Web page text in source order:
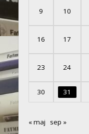
9 10
16 17
23 24
30 31
« maj sep »